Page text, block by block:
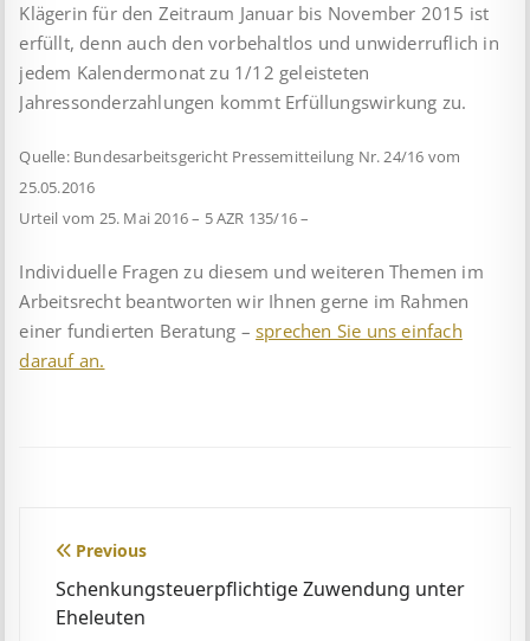
Klägerin für den Zeitraum Januar bis November 2015 ist
erfüllt, denn auch den vorbehaltlos und unwiderruflich in
jedem Kalendermonat zu 1/12 geleisteten
Jahressonderzahlungen kommt Erfüllungs­wirkung zu.
Quelle: Bundesarbeitsgericht Pressemitteilung Nr. 24/16 vom
25.05.2016
Urteil vom 25. Mai 2016 – 5 AZR 135/16 –
Individuelle Fragen zu diesem und weiteren Themen im
Arbeitsrecht beantworten wir Ihnen gerne im Rahmen
einer fundierten Beratung –sprechen Sie uns einfach
darauf an.
Beitragsnavigation
Previous
Schenkungsteuerpflichtige Zuwendung unter
Eheleuten